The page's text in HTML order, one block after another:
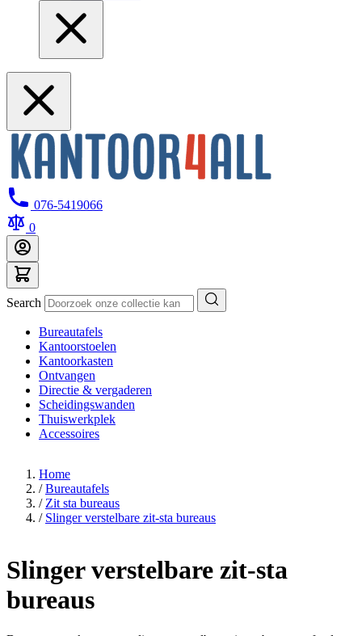
076-5419066
0
Search
Bureautafels
Kantoorstoelen
Kantoorkasten
Ontvangen
Directie & vergaderen
Scheidingswanden
Thuiswerkplek
Accessoires
Home
/ Bureautafels
/ Zit sta bureaus
/ Slinger verstelbare zit-sta bureaus
Slinger verstelbare zit-sta
bureaus